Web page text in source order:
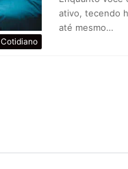
Cotidiano
ativo, tecendo
até mesmo…